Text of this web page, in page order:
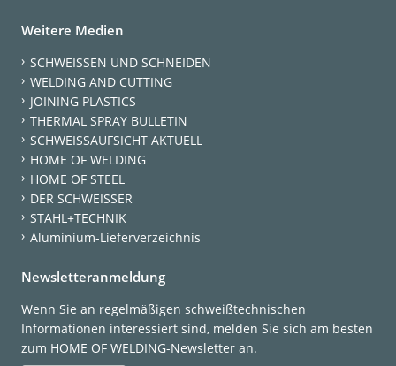
Weitere Medien
SCHWEISSEN UND SCHNEIDEN
WELDING AND CUTTING
JOINING PLASTICS
THERMAL SPRAY BULLETIN
SCHWEISSAUFSICHT AKTUELL
HOME OF WELDING
HOME OF STEEL
DER SCHWEISSER
STAHL+TECHNIK
Aluminium-Lieferverzeichnis
Newsletteranmeldung
Wenn Sie an regelmäßigen schweißtechnischen
Informationen interessiert sind, melden Sie sich am besten
zum HOME OF WELDING-Newsletter an.